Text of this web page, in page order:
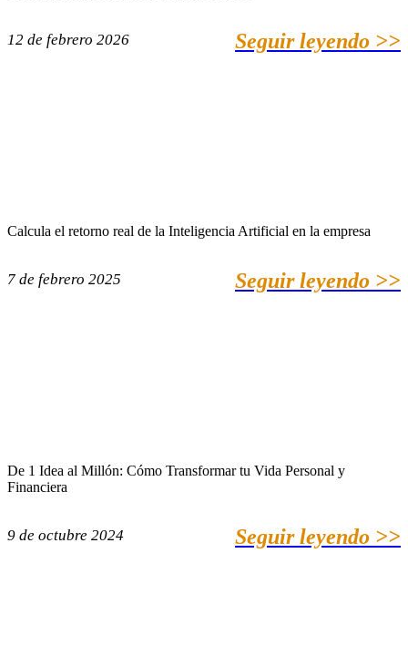
12 de febrero 2026 Seguir leyendo >>
Calcula el retorno real de la Inteligencia Artificial en la empresa
7 de febrero 2025 Seguir leyendo >>
De 1 Idea al Millón: Cómo Transformar tu Vida Personal y
Financiera
9 de octubre 2024 Seguir leyendo >>